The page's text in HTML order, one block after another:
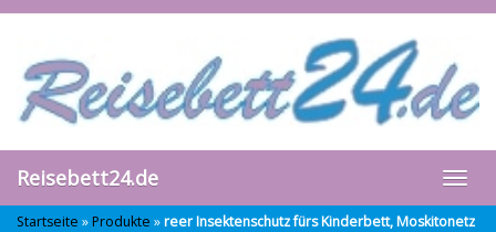
Skip
content
Reisebett24.de
Startseite »Produkte »reer Insektenschutz fürs Kinderbett, Moskitonetz